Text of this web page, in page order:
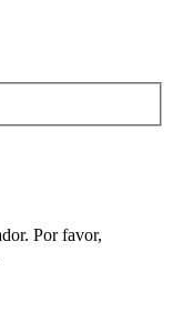
Por favor,